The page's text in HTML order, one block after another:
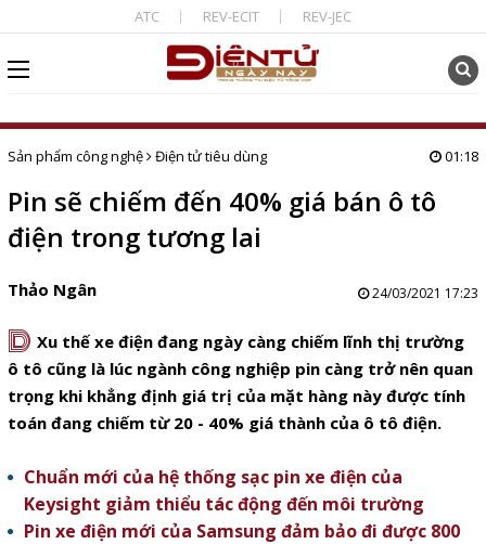
ATC REV-ECIT REV-JEC
Sản phẩm công nghệ Điện tử tiêu dùng 01:18
Pin sẽ chiếm đến 40% giá bán ô tô
điện trong tương lai
Thảo Ngân 24/03/2021 17:23
D Xu thế xe điện đang ngày càng chiếm lĩnh thị trường
ô tô cũng là lúc ngành công nghiệp pin càng trở nên quan
trọng khi khẳng định giá trị của mặt hàng này được tính
toán đang chiếm từ 20 - 40% giá thành của ô tô điện.
Chuẩn mới của hệ thống sạc pin xe điện của
Keysight giảm thiểu tác động đến môi trường
Pin xe điện mới của Samsung đảm bảo đi được 800